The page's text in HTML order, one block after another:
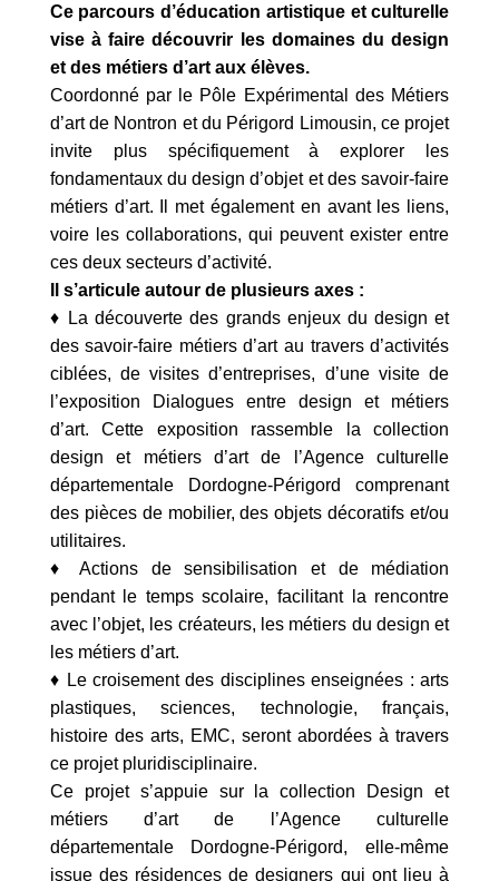
Ce parcours d’éducation artistique et culturelle
vise à faire découvrir les domaines du design
et des métiers d’art aux élèves.
Coordonné par le Pôle Expérimental des Métiers
d’art de Nontron et du Périgord Limousin, ce projet
invite plus spécifiquement à explorer les
fondamentaux du design d’objet et des savoir-faire
métiers d’art. Il met également en avant les liens,
voire les collaborations, qui peuvent exister entre
ces deux secteurs d’activité.
Il s’articule autour de plusieurs axes :
♦ La découverte des grands enjeux du design et
des savoir-faire métiers d’art au travers d’activités
ciblées, de visites d’entreprises, d’une visite de
l’exposition Dialogues entre design et métiers
d’art. Cette exposition rassemble la collection
design et métiers d’art de l’Agence culturelle
départementale Dordogne-Périgord comprenant
des pièces de mobilier, des objets décoratifs et/ou
utilitaires.
♦ Actions de sensibilisation et de médiation
pendant le temps scolaire, facilitant la rencontre
avec l’objet, les créateurs, les métiers du design et
les métiers d’art.
♦ Le croisement des disciplines enseignées : arts
plastiques, sciences, technologie, français,
histoire des arts, EMC, seront abordées à travers
ce projet pluridisciplinaire.
Ce projet s’appuie sur la collection Design et
métiers d’art de l’Agence culturelle
départementale Dordogne-Périgord, elle-même
issue des résidences de designers qui ont lieu à